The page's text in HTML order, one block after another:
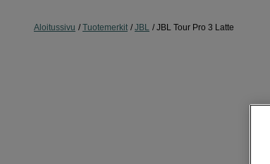
Aloitussivu Tuotemerkit JBL JBL Tour Pro 3 Latte